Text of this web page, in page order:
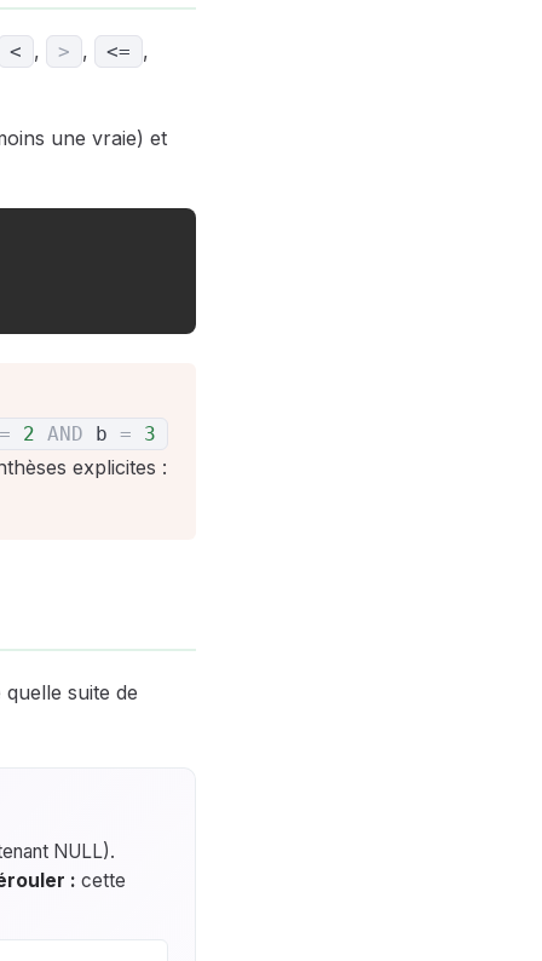
< , > , <= ,
une vraie) et
= 2 AND b = 3
explicites :
suite de
NULL).
: cette